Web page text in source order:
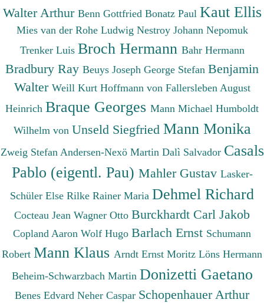
Walter Arthur Benn Gottfried Bonatz Paul Kaut Ellis
Mies van der Rohe Ludwig Nestroy Johann Nepomuk
Trenker Luis Broch Hermann Bahr Hermann
Bradbury Ray Beuys Joseph George Stefan Benjamin
Walter Weill Kurt Hoffmann von Fallersleben August
Heinrich Braque Georges Mann Michael Humboldt
Wilhelm von Unseld Siegfried Mann Monika
Zweig Stefan Andersen-Nexö Martin Dalì Salvador Casals
Pablo (eigentl. Pau) Mahler Gustav Lasker-
Schüler Else Rilke Rainer Maria Dehmel Richard
Cocteau Jean Wagner Otto Burckhardt Carl Jakob
Copland Aaron Wolf Hugo Barlach Ernst Schumann
Robert Mann Klaus Arndt Ernst Moritz Löns Hermann
Beheim-Schwarzbach Martin Donizetti Gaetano
Benes Edvard Neher Caspar Schopenhauer Arthur